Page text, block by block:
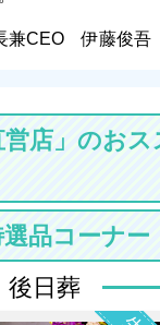
兼CEO 伊藤俊吾
店」のおス
品コーナー
後日葬